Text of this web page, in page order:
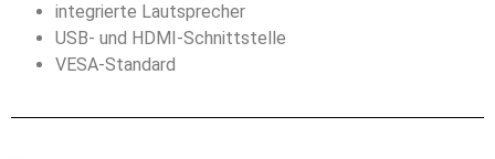
integrierte Lautsprecher
USB- und HDMI-Schnittstelle
VESA-Standard